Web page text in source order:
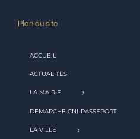
Plan du site
ACCUEIL
ACTUALITES
LA MAIRIE
DEMARCHE CNI-PASSEPORT
LA VILLE